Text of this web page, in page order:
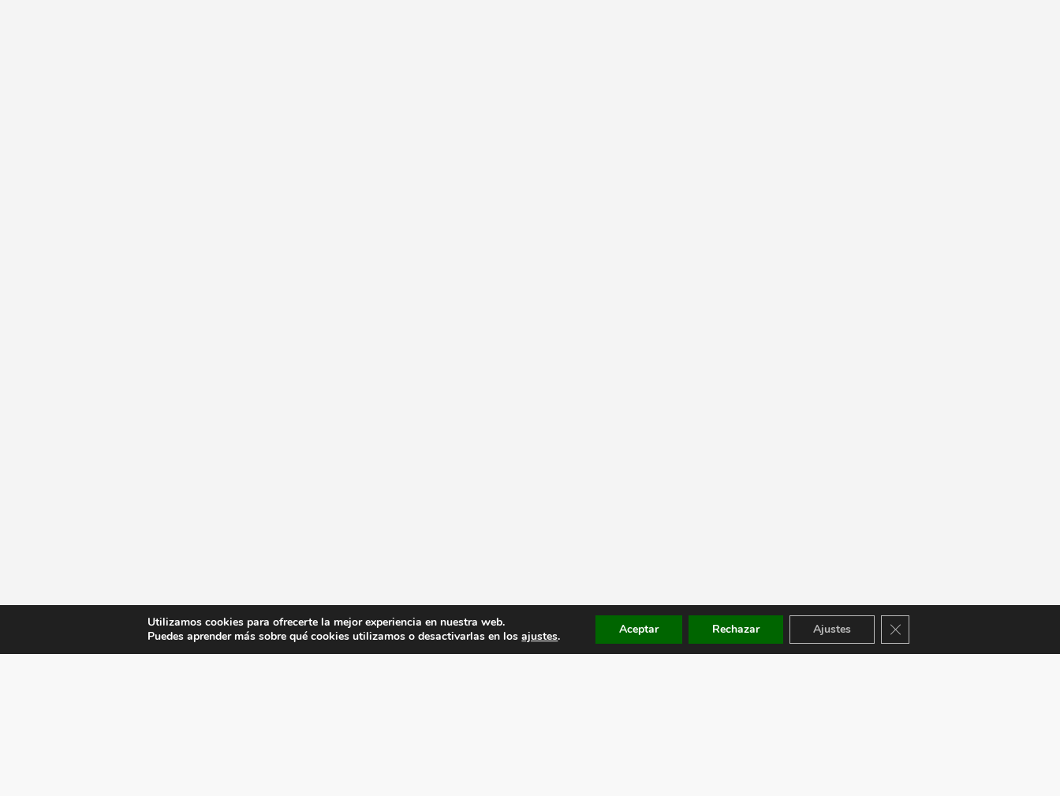
Utilizamos cookies para ofrecerte la mejor experiencia en nuestra web.
Puedes aprender más sobre qué cookies utilizamos o desactivarlas en losajustes. Aceptar Rechazar Ajustes Cerrar el banner de cookies RGPD